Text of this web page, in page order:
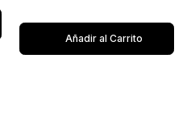
Añadir al Carrito